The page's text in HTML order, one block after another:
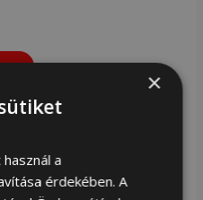
az exkluzív, női bőr
díszítéssel emeltünk
és tartsd
×
a
érdekében. A